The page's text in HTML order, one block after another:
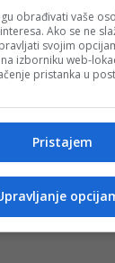
obrađivati vaše
Ako se ne
svojim
izborniku web-
pristanka u
Pristajem